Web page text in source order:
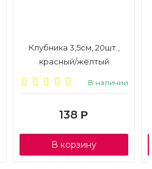
Клубника 3,5см, 20шт.,
красный/жёлтый
В наличии
138 Р
В корзину